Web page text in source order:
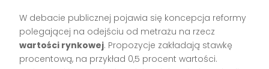
W debacie publicznej pojawia się koncepcja reformy
polegającej na odejściu od metrażu na rzecz
wartości rynkowej. Propozycje zakładają stawkę
procentową, na przykład 0,5 procent wartości.